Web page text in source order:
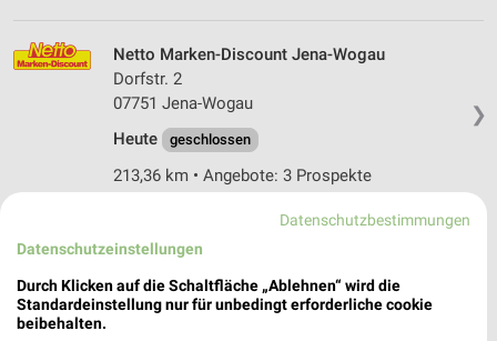
❯
Netto Marken-Discount Jena-Wogau
Dorfstr. 2
07751 Jena-Wogau
Heute
geschlossen
213,36 km • Angebote: 3 Prospekte
Netto Marken-Discount Kahla
07768 Kahla
Datenschutzbestimmungen
Datenschutzeinstellungen
Durch Klicken auf die Schaltfläche „Ablehnen“ wird die
Standardeinstellung nur für unbedingt erforderliche cookie
beibehalten.